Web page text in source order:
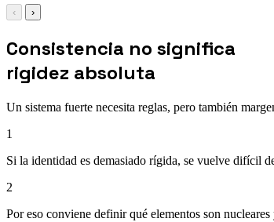
‹ ›
Consistencia no significa
rigidez absoluta
Un sistema fuerte necesita reglas, pero también
1
Si la identidad es demasiado rígida, se vuelve difícil
2
Por eso conviene definir qué elementos son